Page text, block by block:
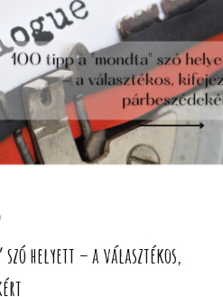
szó helyett – a választékos,